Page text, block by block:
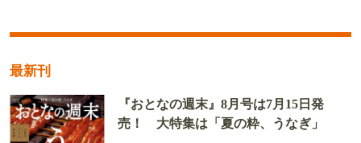
最新刊
『おとなの週末』8月号は7月15日発
売！ 大特集は「夏の粋、うなぎ」